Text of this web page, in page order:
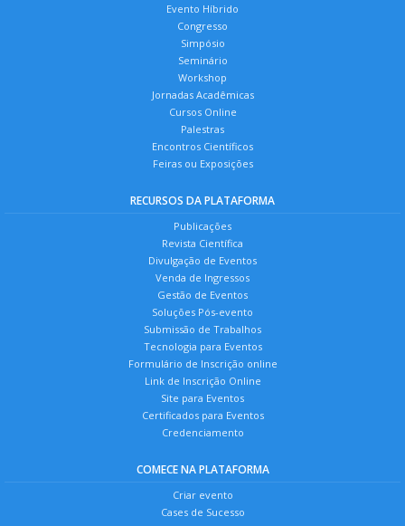
Evento Híbrido
Congresso
Simpósio
Seminário
Workshop
Jornadas Acadêmicas
Cursos Online
Palestras
Encontros Científicos
Feiras ou Exposições
RECURSOS DA PLATAFORMA
Publicações
Revista Científica
Divulgação de Eventos
Venda de Ingressos
Gestão de Eventos
Soluções Pós-evento
Submissão de Trabalhos
Tecnologia para Eventos
Formulário de Inscrição online
Link de Inscrição Online
Site para Eventos
Certificados para Eventos
Credenciamento
COMECE NA PLATAFORMA
Criar evento
Cases de Sucesso